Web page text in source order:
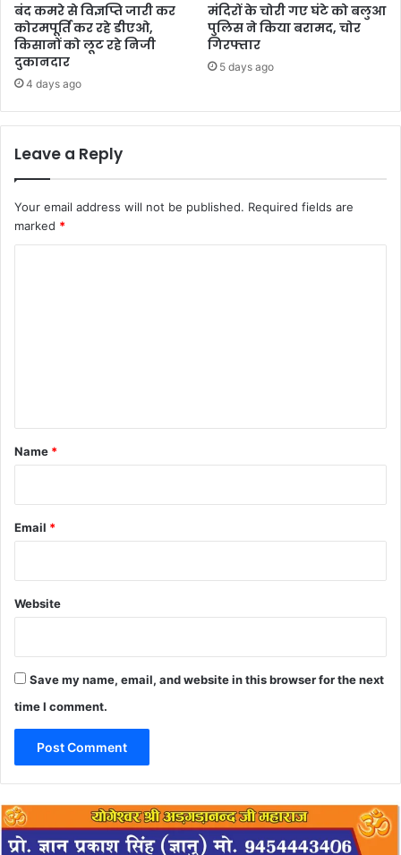
बंद कमरे से विज्ञप्ति जारी कर
कोरमपूर्ति कर रहे डीएओ,
किसानों को लूट रहे निजी
दुकानदार
4 days ago
मंदिरों के चोरी गए घंटे को बलुआ
पुलिस ने किया बरामद, चोर
गिरफ्तार
5 days ago
Leave a Reply
Your email address will not be published. Required fields are
marked *
*
Name *
Email *
Website
Save my name, email, and website in this browser for the next
time I comment.